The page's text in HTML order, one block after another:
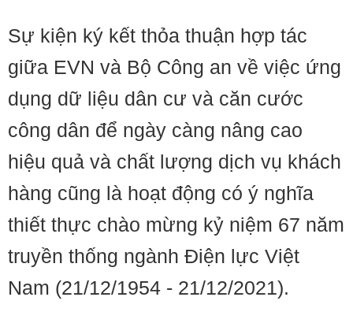
Sự kiện ký kết thỏa thuận hợp tác
giữa EVN và Bộ Công an về việc ứng
dụng dữ liệu dân cư và căn cước
công dân để ngày càng nâng cao
hiệu quả và chất lượng dịch vụ khách
hàng cũng là hoạt động có ý nghĩa
thiết thực chào mừng kỷ niệm 67 năm
truyền thống ngành Điện lực Việt
Nam (21/12/1954 - 21/12/2021).